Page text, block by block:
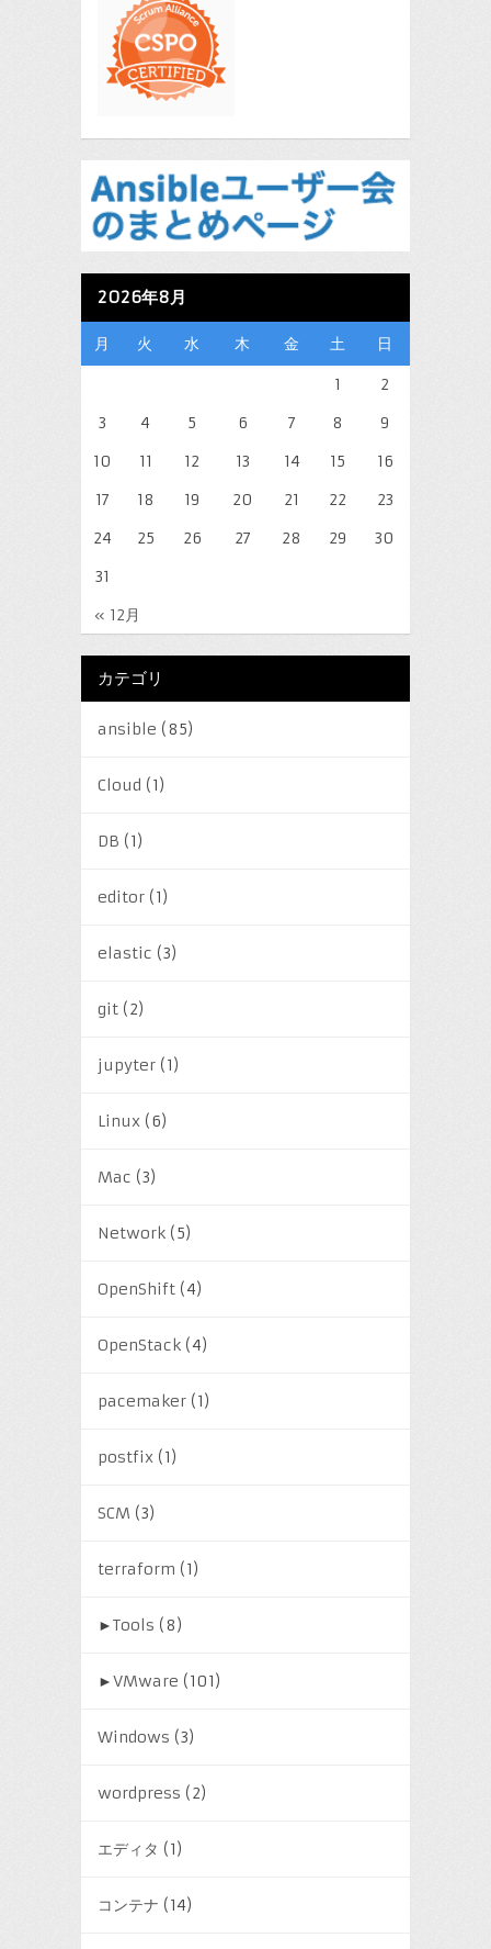
2026年8月
月 火 水 木 金 土 日
« 12月
1
2
3
4 5 6 7 8
9
10
11 12 13 14 15
16
17
18 19 20 21 22
23
24
25 26 27 28 29
30
31
カテゴリ
ansible (85)
Cloud (1)
DB (1)
editor(1)
elastic (3)
git(2)
jupyter(1)
Linux(6)
Mac (3)
Network(5)
OpenShift(4)
OpenStack(4)
pacemaker(1)
postfix(1)
SCM (3)
terraform (1)
►Tools (8)
►VMware (101)
Windows (3)
wordpress (2)
エディタ (1)
コンテナ (14)